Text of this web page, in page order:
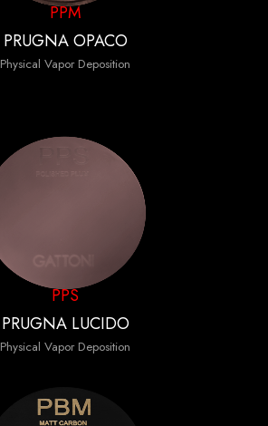
PPM
PRUGNA OPACO
Physical Vapor Deposition
PPS
PRUGNA LUCIDO
Physical Vapor Deposition